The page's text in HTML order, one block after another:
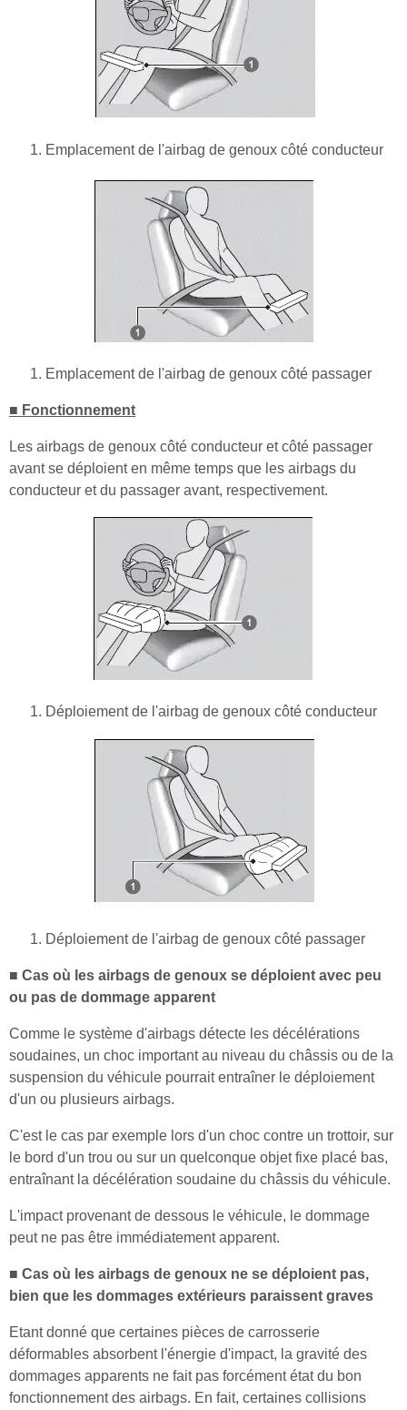
Emplacement de l'airbag de genoux côté conducteur
Emplacement de l'airbag de genoux côté passager
■ Fonctionnement
Les airbags de genoux côté conducteur et côté passager
avant se déploient en même temps que les airbags du
conducteur et du passager avant, respectivement.
Déploiement de l'airbag de genoux côté conducteur
Déploiement de l'airbag de genoux côté passager
■ Cas où les airbags de genoux se déploient avec peu
ou pas de dommage apparent
Comme le système d'airbags détecte les décélérations
soudaines, un choc important au niveau du châssis ou de la
suspension du véhicule pourrait entraîner le déploiement
d'un ou plusieurs airbags.
C'est le cas par exemple lors d'un choc contre un trottoir, sur
le bord d'un trou ou sur un quelconque objet fixe placé bas,
entraînant la décélération soudaine du châssis du véhicule.
L'impact provenant de dessous le véhicule, le dommage
peut ne pas être immédiatement apparent.
■ Cas où les airbags de genoux ne se déploient pas,
bien que les dommages extérieurs paraissent graves
Etant donné que certaines pièces de carrosserie
déformables absorbent l'énergie d'impact, la gravité des
dommages apparents ne fait pas forcément état du bon
fonctionnement des airbags. En fait, certaines collisions